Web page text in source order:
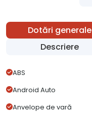
Dotări generale
Descriere
ABS
Android Auto
Anvelope de vară